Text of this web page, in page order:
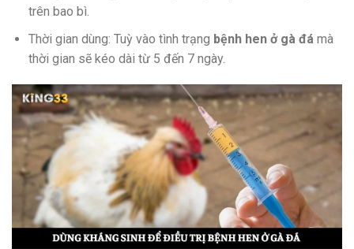
trên bao bì.
Thời gian dùng: Tuỳ vào tình trạng bệnh hen ở gà đá mà
thời gian sẽ kéo dài từ 5 đến 7 ngày.